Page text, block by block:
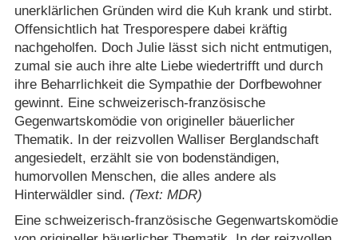
unerklärlichen Gründen wird die Kuh krank und stirbt.
Offensichtlich hat Tresporespere dabei kräftig
nachgeholfen. Doch Julie lässt sich nicht entmutigen,
zumal sie auch ihre alte Liebe wiedertrifft und durch
ihre Beharrlichkeit die Sympathie der Dorfbewohner
gewinnt. Eine schweizerisch-französische
Gegenwartskomödie von origineller bäuerlicher
Thematik. In der reizvollen Walliser Berglandschaft
angesiedelt, erzählt sie von bodenständigen,
humorvollen Menschen, die alles andere als
Hinterwäldler sind. (Text: MDR)
Eine schweizerisch-französische Gegenwartskomödie